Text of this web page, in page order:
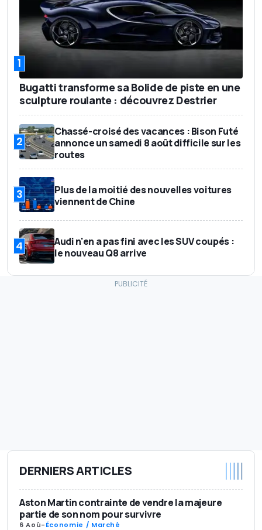
1
Bugatti transforme sa Bolide de piste en une
sculpture roulante : découvrez Destrier
2
Chassé-croisé des vacances : Bison Futé
annonce un samedi 8 août difficile sur les
routes
3
Plus de la moitié des nouvelles voitures
viennent de Chine
4
Audi n'en a pas fini avec les SUV coupés :
le nouveau Q8 arrive
DERNIERS ARTICLES
Aston Martin contrainte de vendre la majeure
partie de son nom pour survivre
6 Aoû-Économie / Marché